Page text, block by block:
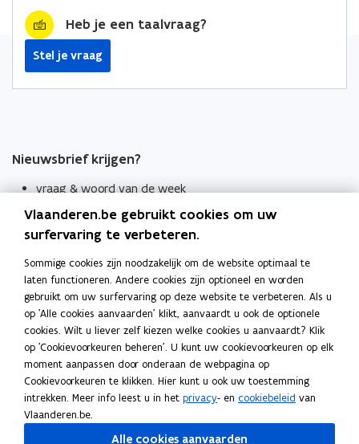
Heb je een taalvraag?
Stel je vraag
Nieuwsbrief krijgen?
vraag & woord van de week
wekelijks in je mailbox
Schrijf je in
Thema's
Taaladviezen
Spellingregels
Tips voor duidelijke taal
Bekijk ook
Spellingtests
Vlaanderen.be gebruikt cookies om uw
surfervaring te verbeteren.
Sommige cookies zijn noodzakelijk om de website optimaal te
laten functioneren. Andere cookies zijn optioneel en worden
gebruikt om uw surfervaring op deze website te verbeteren. Als u
op 'Alle cookies aanvaarden' klikt, aanvaardt u ook de optionele
cookies. Wilt u liever zelf kiezen welke cookies u aanvaardt? Klik
op 'Cookievoorkeuren beheren'. U kunt uw cookievoorkeuren op elk
moment aanpassen door onderaan de webpagina op
Cookievoorkeuren te klikken. Hier kunt u ook uw toestemming
intrekken. Meer info leest u in het privacy- en cookiebeleid van
Vlaanderen.be.
Alle cookies aanvaarden